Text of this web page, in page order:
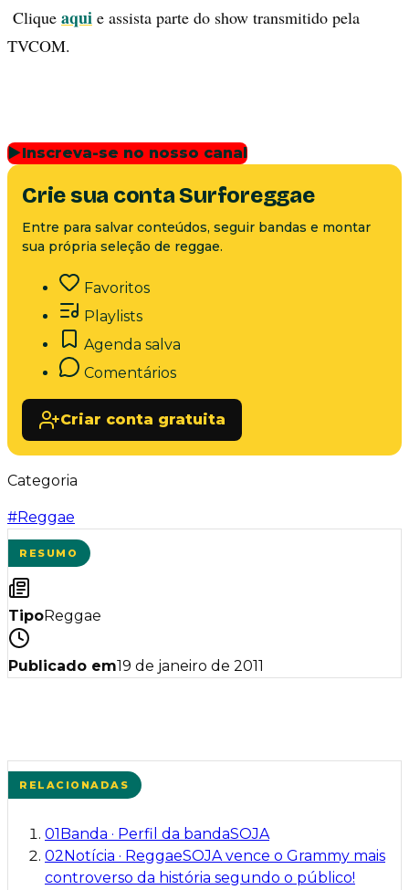
Clique aqui e assista parte do show transmitido pela
TVCOM.
▶Inscreva-se no nosso canal
Crie sua conta Surforeggae
Entre para salvar conteúdos, seguir bandas e montar
sua própria seleção de reggae.
Favoritos
Playlists
Agenda salva
Comentários
Criar conta gratuita
Categoria
#Reggae
RESUMO
TipoReggae
Publicado em19 de janeiro de 2011
RELACIONADAS
01 Banda · Perfil da bandaSOJA
02 Notícia · ReggaeSOJA vence o Grammy mais
controverso da história segundo o público!